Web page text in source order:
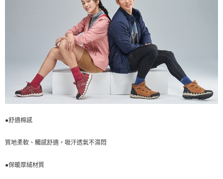
●舒適棉感
質地柔軟、觸感舒適，吸汗透氣不濕悶
●保暖厚絨材質